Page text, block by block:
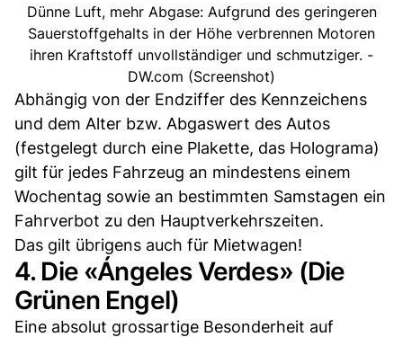
Dünne Luft, mehr Abgase: Aufgrund des geringeren
Sauerstoffgehalts in der Höhe verbrennen Motoren
ihren Kraftstoff unvollständiger und schmutziger. -
DW.com (Screenshot)
Abhängig von der Endziffer des Kennzeichens
und dem Alter bzw. Abgaswert des Autos
(festgelegt durch eine Plakette, das Holograma)
gilt für jedes Fahrzeug an mindestens einem
Wochentag sowie an bestimmten Samstagen ein
Fahrverbot zu den Hauptverkehrszeiten.
Das gilt übrigens auch für Mietwagen!
4. Die «Ángeles Verdes» (Die
Grünen Engel)
Eine absolut grossartige Besonderheit auf